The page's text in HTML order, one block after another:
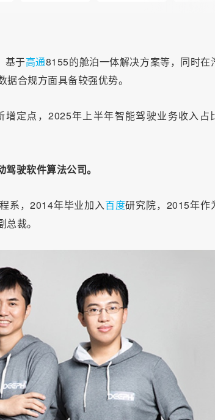
基于高通8155的舱泊一体解决方案等，同时在
合规方面具备较强优势。
增定点，2025年上半年智能驾驶业务收入占
驶软件算法公司。
系，2014年毕业加入百度研究院，2015年作
裁。